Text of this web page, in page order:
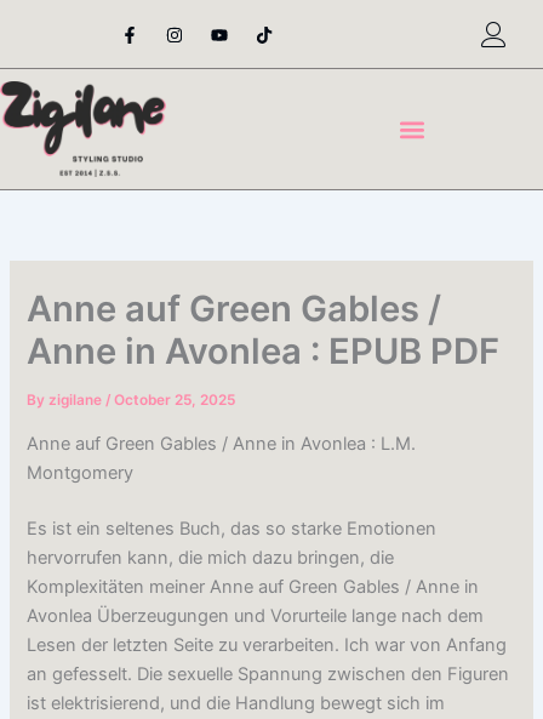
content
F
a
e
o
o
-
I
n
t
Y
o
t
T
i
t
Anne auf Green Gables /
Anne in Avonlea : EPUB PDF
Byzigilane/October 25, 2025
Anne auf Green Gables / Anne in Avonlea : L.M.
Montgomery
Es ist ein seltenes Buch, das so starke Emotionen
hervorrufen kann, die mich dazu bringen, die
Komplexitäten meiner Anne auf Green Gables / Anne in
Avonlea Überzeugungen und Vorurteile lange nach dem
Lesen der letzten Seite zu verarbeiten. Ich war von Anfang
an gefesselt. Die sexuelle Spannung zwischen den Figuren
ist elektrisierend, und die Handlung bewegt sich im